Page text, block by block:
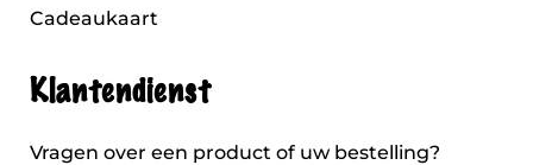
Cadeaukaart
Klantendienst
Vragen over een product of uw bestelling?